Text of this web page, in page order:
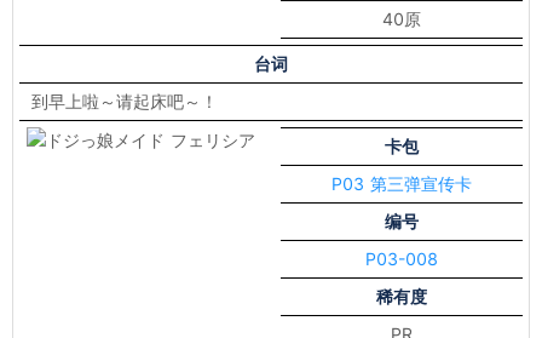
40原
台词
到早上啦～请起床吧～！
卡包
P03 第三弹宣传卡
编号
P03-008
稀有度
PR